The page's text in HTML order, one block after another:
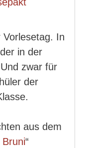
In
in der
zwar für
der
aus dem
“